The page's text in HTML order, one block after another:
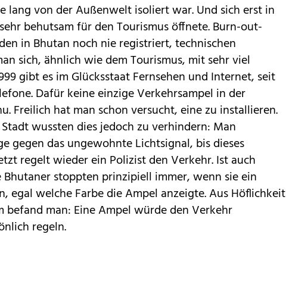
lang von der Außenwelt isoliert war. Und sich erst in
behutsam für den Tourismus öffnete. Burn-out-
in Bhutan noch nie registriert, technischen
sich, ähnlich wie dem Tourismus, mit sehr viel
gibt es im Glücksstaat Fernsehen und Internet, seit
Dafür keine einzige Verkehrsampel in der
Freilich hat man schon versucht, eine zu installieren.
wussten dies jedoch zu verhindern: Man
gegen das ungewohnte Lichtsignal, bis dieses
regelt wieder ein Polizist den Verkehr. Ist auch
Bhutaner stoppten prinzipiell immer, wenn sie ein
egal welche Farbe die Ampel anzeigte. Aus Höflichkeit
befand man: Eine Ampel würde den Verkehr
regeln.